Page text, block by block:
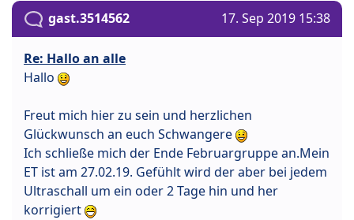
gast.3514562 17. Sep 2019 15:38
Re: Hallo an alle
Hallo
Freut mich hier zu sein und herzlichen
Glückwunsch an euch Schwangere
Ich schließe mich der Ende Februargruppe an.Mein
ET ist am 27.02.19. Gefühlt wird der aber bei jedem
Ultraschall um ein oder 2 Tage hin und her
korrigiert